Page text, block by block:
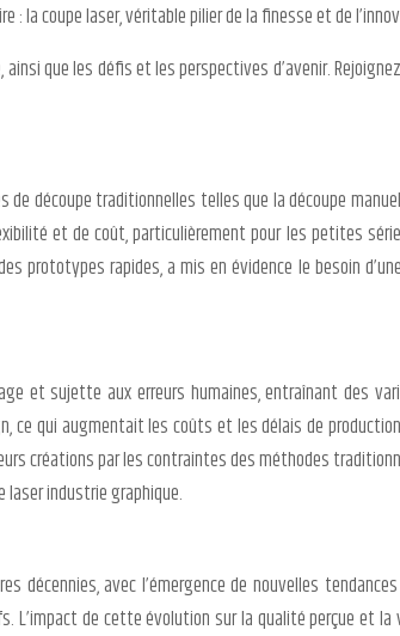
: la coupe laser, véritable pilier de la finesse et de
que les défis et les perspectives d’avenir.
découpe traditionnelles telles que la découpe
et de coût, particulièrement pour les petites
rapides, a mis en évidence le besoin
et sujette aux erreurs humaines, entraînant des
ce qui augmentait les coûts et les délais de
créations par les contraintes des méthodes
industrie graphique.
décennies, avec l’émergence de nouvelles
L’impact de cette évolution sur la qualité perçue et